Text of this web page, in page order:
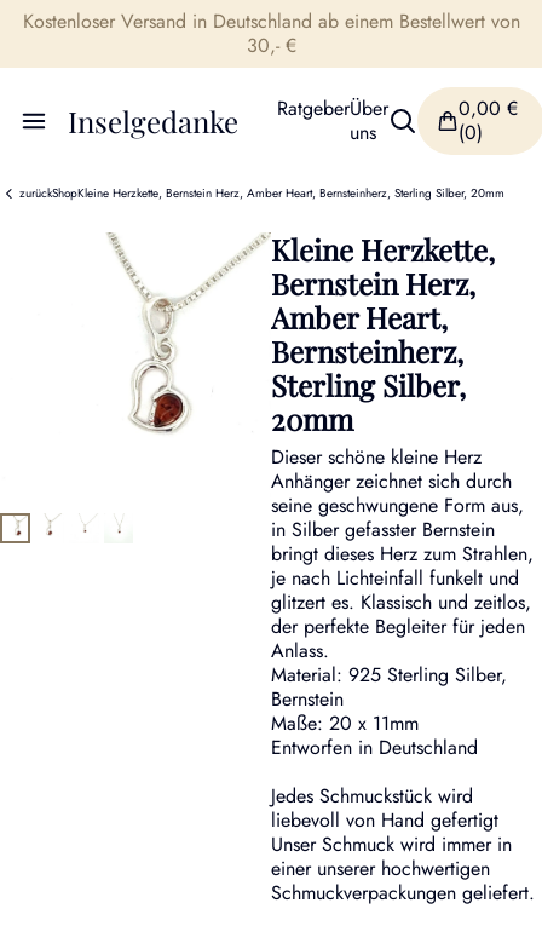
Kostenloser Versand in Deutschland ab einem Bestellwert von
30,- €
Inselgedanke RatgeberÜber
uns
0,00 €
(0)
zurückShopKleine Herzkette, Bernstein Herz, Amber Heart, Bernsteinherz, Sterling Silber, 20mm
Kleine Herzkette,
Bernstein Herz,
Amber Heart,
Bernsteinherz,
Sterling Silber,
20mm
Dieser schöne kleine Herz
Anhänger zeichnet sich durch
seine geschwungene Form aus,
in Silber gefasster Bernstein
bringt dieses Herz zum Strahlen,
je nach Lichteinfall funkelt und
glitzert es. Klassisch und zeitlos,
der perfekte Begleiter für jeden
Anlass.
Material: 925 Sterling Silber,
Bernstein
Maße: 20 x 11mm
Entworfen in Deutschland
Jedes Schmuckstück wird
liebevoll von Hand gefertigt
Unser Schmuck wird immer in
einer unserer hochwertigen
Schmuckverpackungen geliefert.